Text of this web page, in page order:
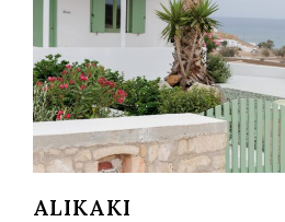
ALIKAKI